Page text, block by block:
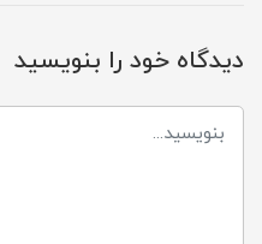
دیدگاه خود را بنویسید